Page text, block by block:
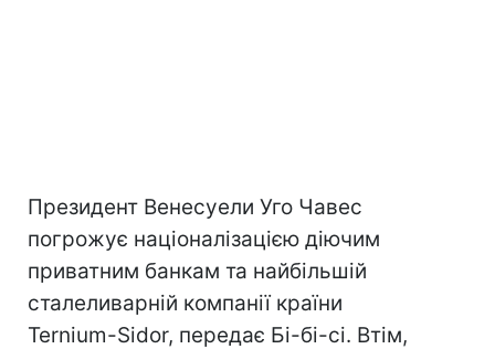
Президент Венесуели Уго Чавес
погрожує націоналізацією діючим
приватним банкам та найбільшій
сталеливарній компанії країни
Ternium-Sidor, передає Бі-бі-сі. Втім,